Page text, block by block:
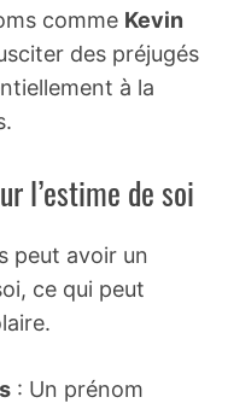
comme Kevin
des préjugés
à la
l’estime de soi
peut avoir un
ce qui peut
: Un prénom